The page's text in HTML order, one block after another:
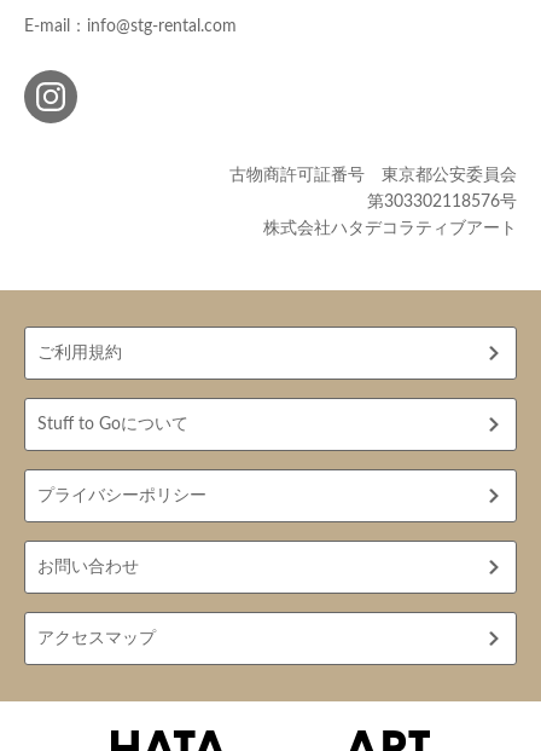
E-mail：info@stg-rental.com
古物商許可証番号 東京都公安委員会
第303302118576号
株式会社ハタデコラティブアート
ご利用規約
Stuff to Goについて
プライバシーポリシー
お問い合わせ
アクセスマップ